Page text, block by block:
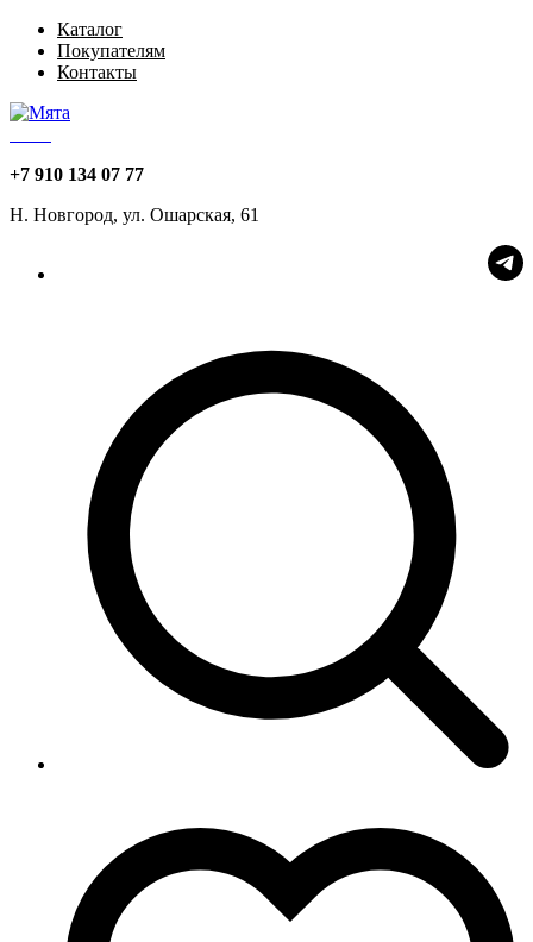
Каталог
Покупателям
Контакты
+7 910 134 07 77
Н. Новгород, ул. Ошарская, 61